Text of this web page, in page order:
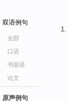
双语例句
全部
口语
书面语
论文
原声例句